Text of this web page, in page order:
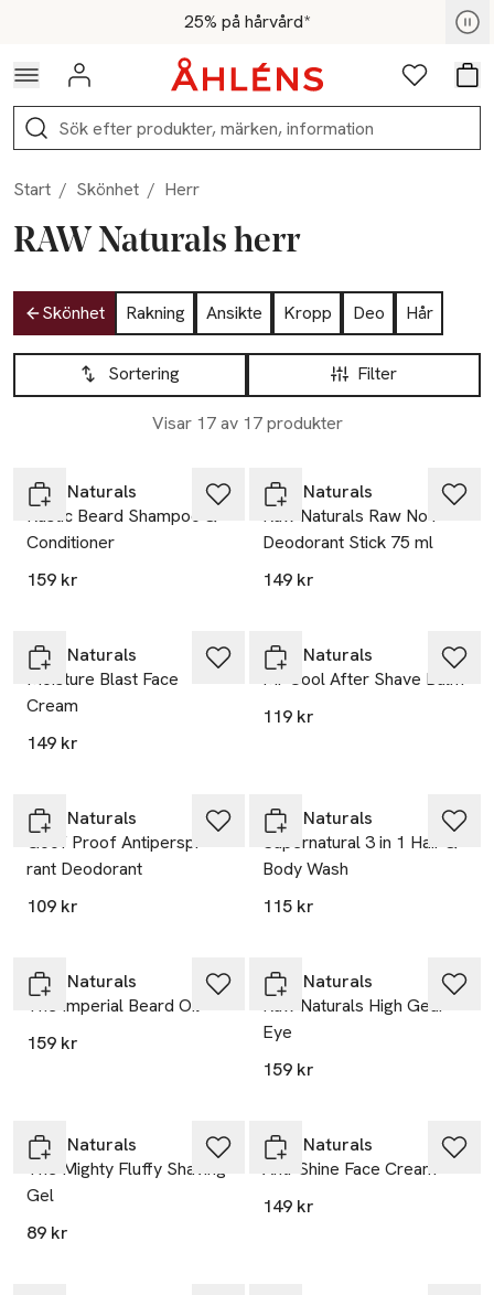
Hoppa till navigationsmenyn25% på hårvård*
För medlemmar - Shoppa nu
Logga in Favoriter
Sök
Start / Skönhet / Herr
RAW Naturals herr
Hoppa till produktsidan
Skönhet Rakning Ansikte Kropp Deo
Hår
Hoppa till produktsidan
Filter
Sortering
Visar 17 av 17 produkter
Lista över produkter
RAW Naturals
Rustic Beard Shampoo &
Conditioner
159 kr
RAW Naturals
Raw Naturals Raw No1
Deodorant Stick 75 ml
149 kr
RAW Naturals
Moisture Blast Face
Cream
149 kr
RAW Naturals
Mr Cool After Shave Balm
119 kr
RAW Naturals
Goof Proof Antiperspi
rant Deodorant
109 kr
RAW Naturals
Supernatural 3 in 1 Hair &
Body Wash
115 kr
RAW Naturals
The Imperial Beard Oil
159 kr
RAW Naturals
Raw Naturals High Gear
Eye
159 kr
RAW Naturals
The Mighty Fluffy Shaving
Gel
89 kr
RAW Naturals
Anti-Shine Face Cream
149 kr